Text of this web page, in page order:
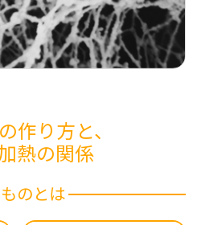
作り方と、
熱の関係
のとは